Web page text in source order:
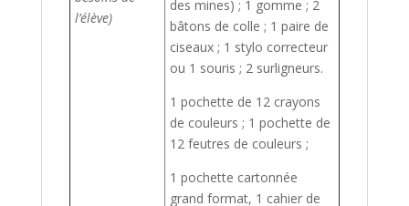
l’élève)
des mines) ; 1 gomme ; 2
bâtons de colle ; 1 paire de
ciseaux ; 1 stylo correcteur
ou 1 souris ; 2 surligneurs.
1 pochette de 12 crayons
de couleurs ; 1 pochette de
12 feutres de couleurs ;
1 pochette cartonnée
grand format, 1 cahier de